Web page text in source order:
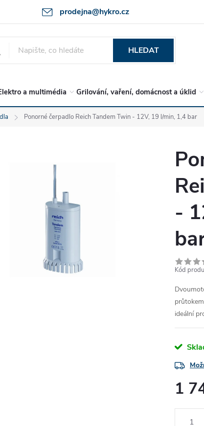
prodejna@hykro.cz
Ochrana osob. údajů - GDPR Postup při reklamaci -jak zboží vrátit?
HLEDAT
a multimédia Grilování, vaření, domácnost a úklid
Ponorné čerpadlo Reich Tandem Twin - 12V, 19 l/min, 1,4 bar
-
Kód
ideální
1